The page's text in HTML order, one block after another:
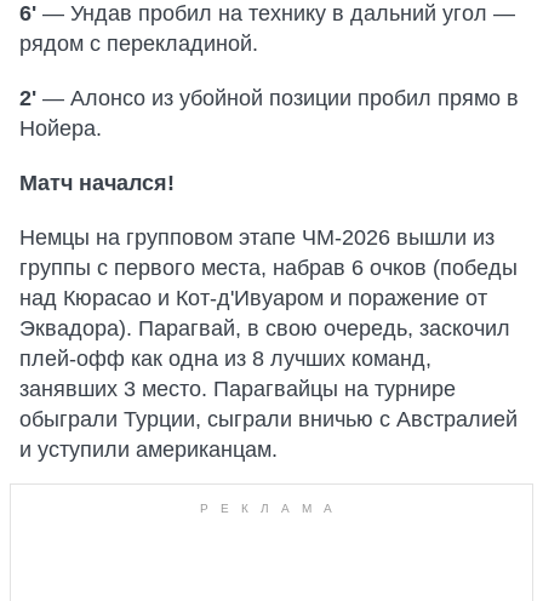
6' — Ундав пробил на технику в дальний угол —
рядом с перекладиной.
2' — Алонсо из убойной позиции пробил прямо в
Нойера.
Матч начался!
Немцы на групповом этапе ЧМ-2026 вышли из
группы с первого места, набрав 6 очков (победы
над Кюрасао и Кот-д'Ивуаром и поражение от
Эквадора). Парагвай, в свою очередь, заскочил
плей-офф как одна из 8 лучших команд,
занявших 3 место. Парагвайцы на турнире
обыграли Турции, сыграли вничью с Австралией
и уступили американцам.